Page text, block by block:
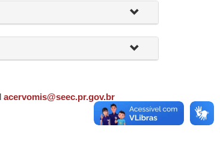
acervomis@seec.pr.gov.br